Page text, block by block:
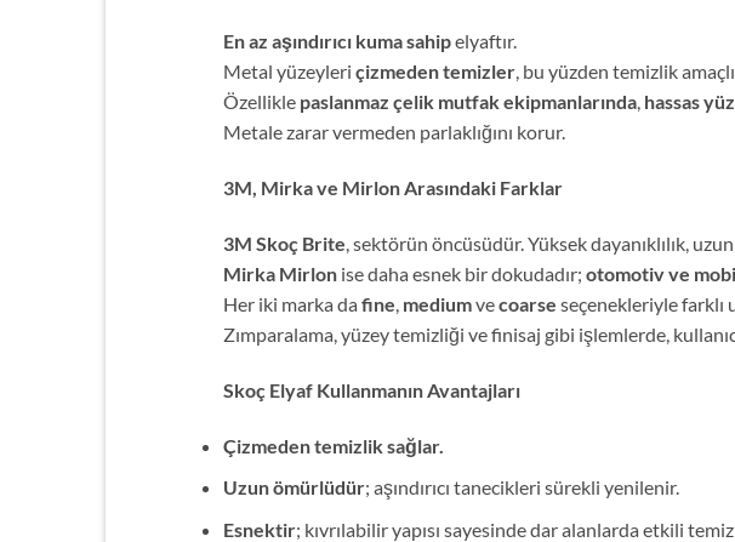
En az aşındırıcı kuma sahipelyaftır.
Metal yüzeyleri çizmeden temizler, bu yüzden temizlik amaçlı
Özellikle paslanmaz çelik mutfak ekipmanlarında, hassas
Metale zarar vermeden parlaklığını korur.
3M, Mirka ve Mirlon Arasındaki Farklar
3M Skoç Brite, sektörün öncüsüdür. Yüksek dayanıklılık,
Mirka Mirlonise daha esnek bir dokudadır; otomotiv ve
Her iki marka da fine, mediumvecoarse seçenekleriyle farklı
Zımparalama, yüzey temizliği ve finisaj gibi işlemlerde,
Skoç Elyaf Kullanmanın Avantajları
Çizmeden temizlik sağlar.
Uzun ömürlüdür; aşındırıcı tanecikleri sürekli yenilenir.
Esnektir; kıvrılabilir yapısı sayesinde dar alanlarda etkili